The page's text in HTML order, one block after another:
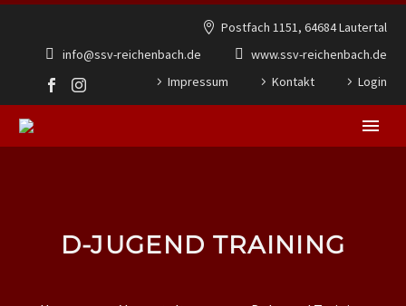
Postfach 1151, 64684 Lautertal
info@ssv-reichenbach.de
www.ssv-reichenbach.de
Impressum
Kontakt Login
D-JUGEND TRAINING